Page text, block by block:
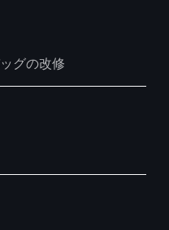
グの改修